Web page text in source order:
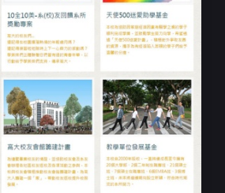
款響應式網站設計規劃
高雄大學線上捐款